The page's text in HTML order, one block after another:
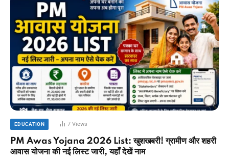
EDUCATION 7Views
PM Awas Yojana 2026 List: खुशखबरी! ग्रामीण और शहरी
आवास योजना की नई लिस्ट जारी, यहाँ देखें नाम